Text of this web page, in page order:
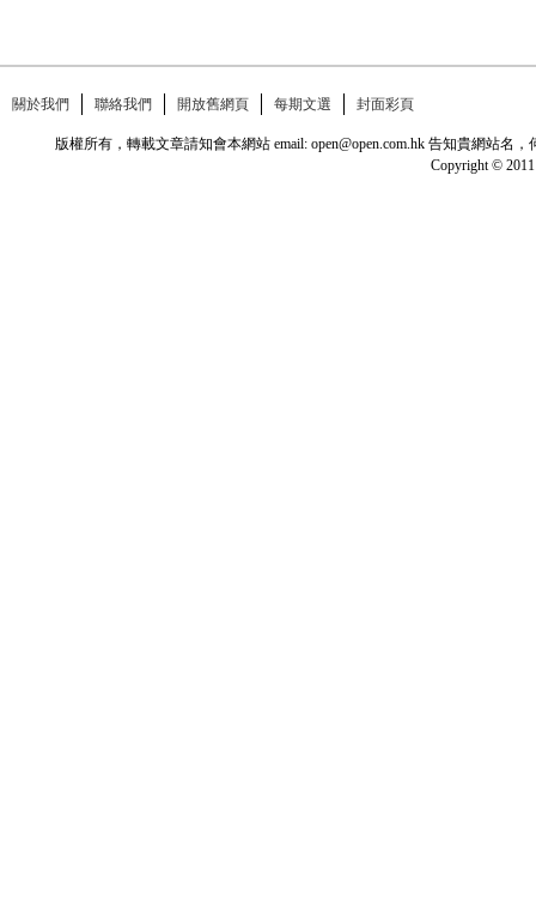
關於我們 聯絡我們 開放舊網頁 每期文選 封面彩頁
版權所有，轉載文章請知會本網站 email: open@open.com.hk 告知貴網站
Copyright © 2011